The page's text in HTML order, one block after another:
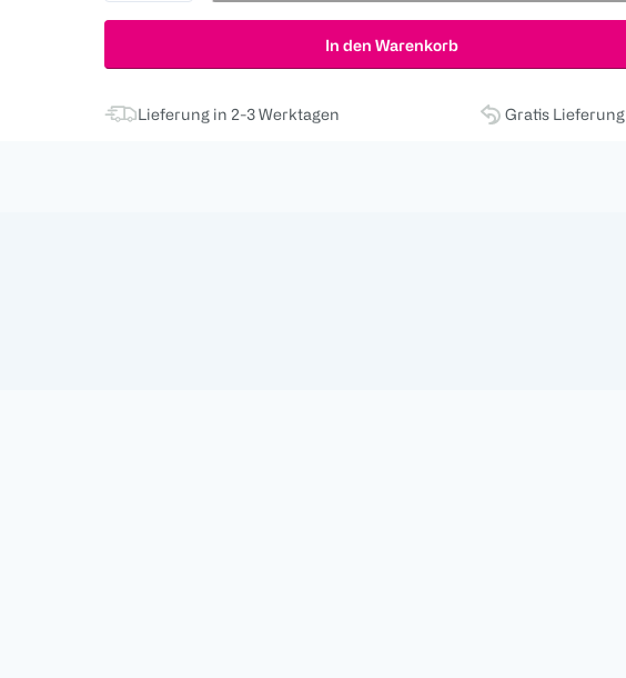
In den Warenkorb
Lieferung in 2-3 Werktagen Gratis